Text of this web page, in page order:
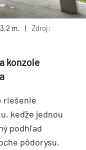
m.
Zdroj:
konzole
riešenie
keďže jednou
podhľad
pôdorysu.